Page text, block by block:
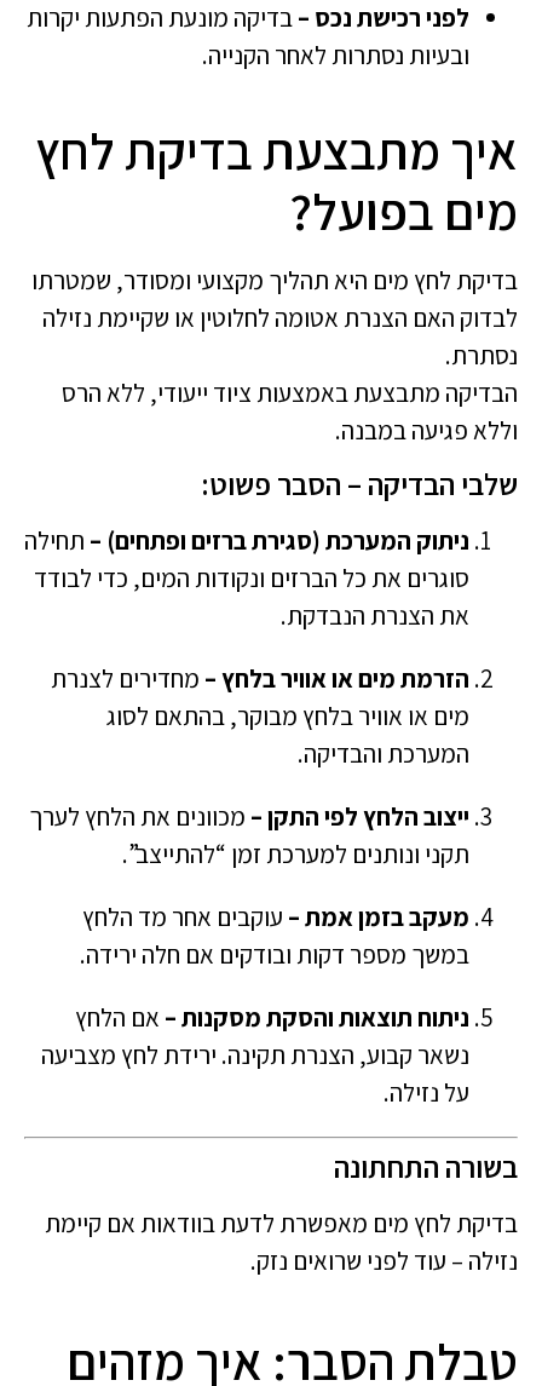
לפני רכישת נכס –בדיקה מונעת הפתעות יקרות
ובעיות נסתרות לאחר הקנייה.
איך מתבצעת בדיקת לחץ
מים בפועל?
בדיקת לחץ מים היא תהליך מקצועי ומסודר, שמטרתו
לבדוק האם הצנרת אטומה לחלוטין או שקיימת נזילה
נסתרת.
הבדיקה מתבצעת באמצעות ציוד ייעודי, ללא הרס
וללא פגיעה במבנה.
שלבי הבדיקה – הסבר פשוט:
ניתוק המערכת (סגירת ברזים ופתחים) – תחילה
סוגרים את כל הברזים ונקודות המים, כדי לבודד
את הצנרת הנבדקת.
הזרמת מים או אוויר בלחץ – מחדירים לצנרת
מים או אוויר בלחץ מבוקר, בהתאם לסוג
המערכת והבדיקה.
ייצוב הלחץ לפי התקן – מכוונים את הלחץ לערך
תקני ונותנים למערכת זמן “להתייצב”.
מעקב בזמן אמת – עוקבים אחר מד הלחץ
במשך מספר דקות ובודקים אם חלה ירידה.
ניתוח תוצאות והסקת מסקנות – אם הלחץ
נשאר קבוע, הצנרת תקינה. ירידת לחץ מצביעה
על נזילה.
בשורה התחתונה
בדיקת לחץ מים מאפשרת לדעת בוודאות אם קיימת
נזילה – עוד לפני שרואים נזק.
טבלת הסבר: איך מזהים